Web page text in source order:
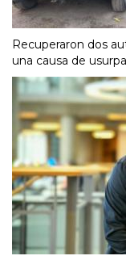
Recuperaron dos
una causa de